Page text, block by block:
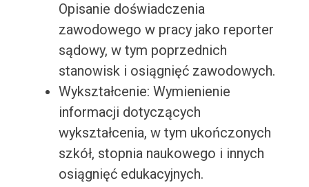
Opisanie doświadczenia
zawodowego w pracy jako reporter
sądowy, w tym poprzednich
stanowisk i osiągnięć zawodowych.
Wykształcenie: Wymienienie
informacji dotyczących
wykształcenia, w tym ukończonych
szkół, stopnia naukowego i innych
osiągnięć edukacyjnych.